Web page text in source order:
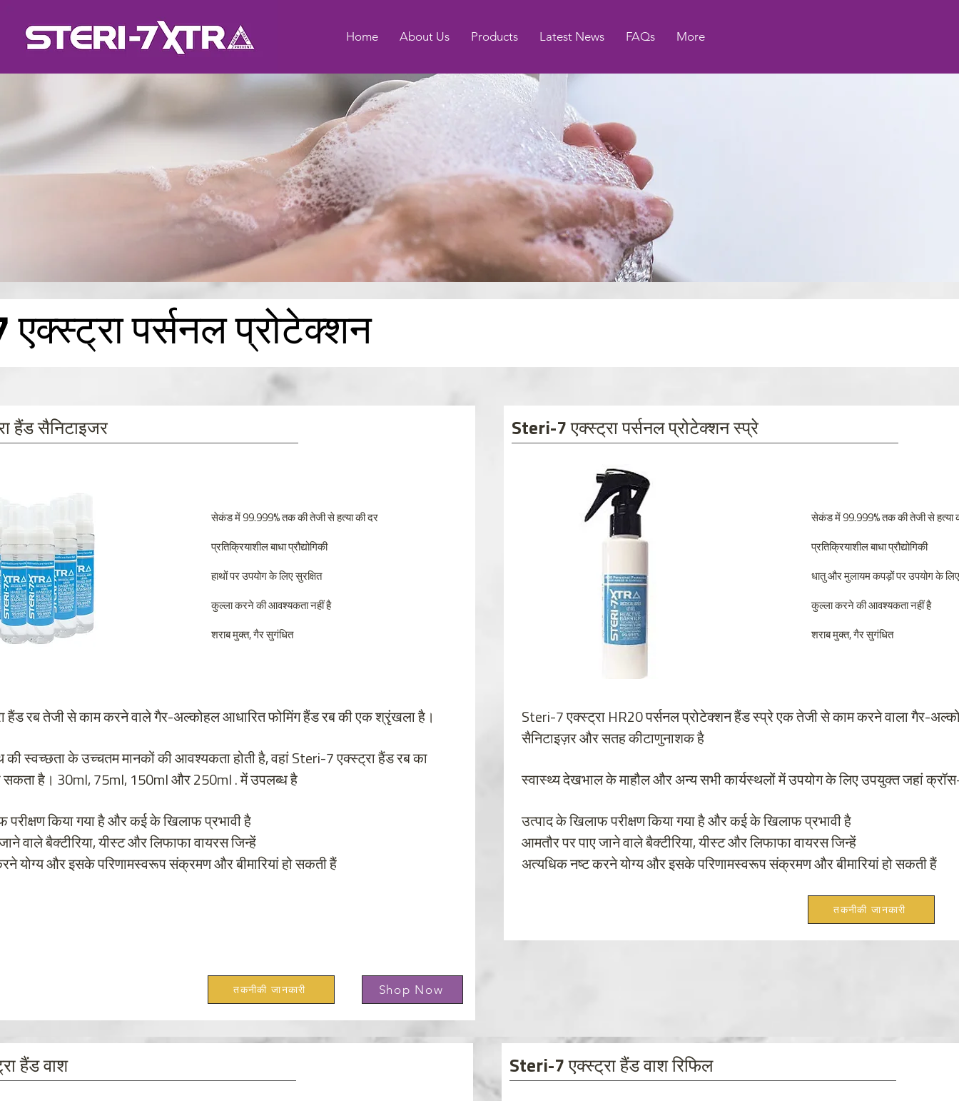
Home About Us Products Latest News FAQs More
पर्सनल प्रोटेक्शन
हैंड सैनिटाइजर
हैंड रब तेजी से काम करने वाले गैर-अल्कोहल आधारित फोमिंग हैंड रब की एक श्रृंखला है।
की स्वच्छता के उच्चतम मानकों की आवश्यकता होती है, वहां Steri-7 एक्स्ट्रा हैंड रब का
सकता है। 30ml, 75ml, 150ml और 250ml . में उपलब्ध है
परीक्षण किया गया है और कई के खिलाफ प्रभावी है
वाले बैक्टीरिया, यीस्ट और लिफाफा वायरस जिन्हें
योग्य और इसके परिणामस्वरूप संक्रमण और बीमारियां हो सकती हैं
सेकंड में 99.999% तक की तेजी से हत्या की दर
प्रतिक्रियाशील बाधा प्रौद्योगिकी
हाथों पर उपयोग के लिए सुरक्षित
कुल्ला करने की आवश्यकता नहीं है
शराब मुक्त, गैर सुगंधित
तकनीकी जानकारी Shop Now
Steri-7 एक्स्ट्रा पर्सनल प्रोटेक्शन स्प्रे
Steri-7 एक्स्ट्रा HR20 पर्सनल प्रोटेक्शन हैंड स्प्रे एक तेजी से काम करने वाला गैर-
सैनिटाइज़र और सतह कीटाणुनाशक है
स्वास्थ्य देखभाल के माहौल और अन्य सभी कार्यस्थलों में उपयोग के लिए उपयुक्त जहां
उत्पाद के खिलाफ परीक्षण किया गया है और कई के खिलाफ प्रभावी है
आमतौर पर पाए जाने वाले बैक्टीरिया, यीस्ट और लिफाफा वायरस जिन्हें
अत्यधिक नष्ट करने योग्य और इसके परिणामस्वरूप संक्रमण और बीमारियां हो सकती हैं
सेकंड में 99.999% तक की तेजी से हत्या
प्रतिक्रियाशील बाधा प्रौद्योगिकी
धातु और मुलायम कपड़ों पर उपयोग के लिए
कुल्ला करने की आवश्यकता नहीं है
शराब मुक्त, गैर सुगंधित
तकनीकी जानकारी
हैंड वाश Steri-7 एक्स्ट्रा हैंड वाश रिफिल